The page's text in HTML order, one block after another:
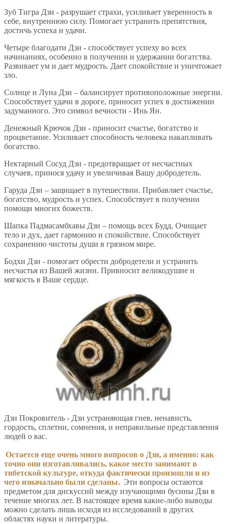
Зуб Тигра Дзи - разрушает страхи, усиливает уверенность в
себе, внутреннюю силу. Помогает устранить препятствия,
достичь успеха и удачи.
Четыре благодати Дзи - способствует успеху во всех
начинаниях, особенно в получении и удержании богатства.
Развивает ум и дает мудрость. Дает спокойствие и уничтожает
зло.
Солнце и Луна Дзи – балансирует противоположные энергии.
Способствует удачи в дороге, приносит успех в достижении
задуманного. Это символ вечности - Инь Ян.
Денежный Крючок Дзи - приносит счастье, богатство и
процветание. Усиливает способность человека накапливать
богатство.
Нектарный Сосуд Дзи - предотвращает от несчастных
случаев, принося удачу и увеличивая Вашу добродетель.
Гаруда Дзи – защищает в путешествии. Прибавляет счастье,
богатство, мудрость и успех. Способствует в получении
помощи многих божеств.
Шапка Падмасамбхавы Дзи – помощь всех Будд. Очищает
тело и дух, дает гармонию и спокойствие. Способствует
сохранению чистоты души в грязном мире.
Бодхи Дзи - помогает обрести добродетели и устранить
несчастья из Вашей жизни. Привносит великодушие и
мягкость в Ваше сердце.
Дзи Покровитель - Дзи устраняющая гнев, ненависть,
гордость, сплетни, сомнения, и неправильные представления
людей о вас.
Остается еще очень много вопросов о Дзи, а именно: как
точно они изготавливались, какое место занимают в
тибетской культуре, откуда фактически произошли и из
чего изначально были сделаны. Эти вопросы остаются
предметом для дискуссий между изучающими бусины Дзи в
течение многих лет. В настоящее время какие-либо выводы
можно сделать лишь исходя из исследований в других
областях науки и литературы.